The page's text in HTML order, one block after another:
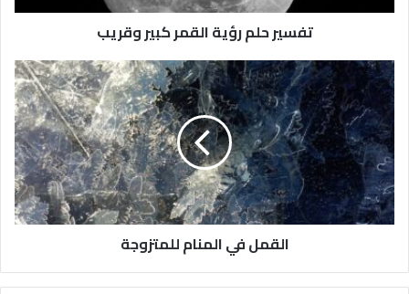
تفسير حلم رؤية القمر كبير وقريب
القمل في المنام للمتزوجة